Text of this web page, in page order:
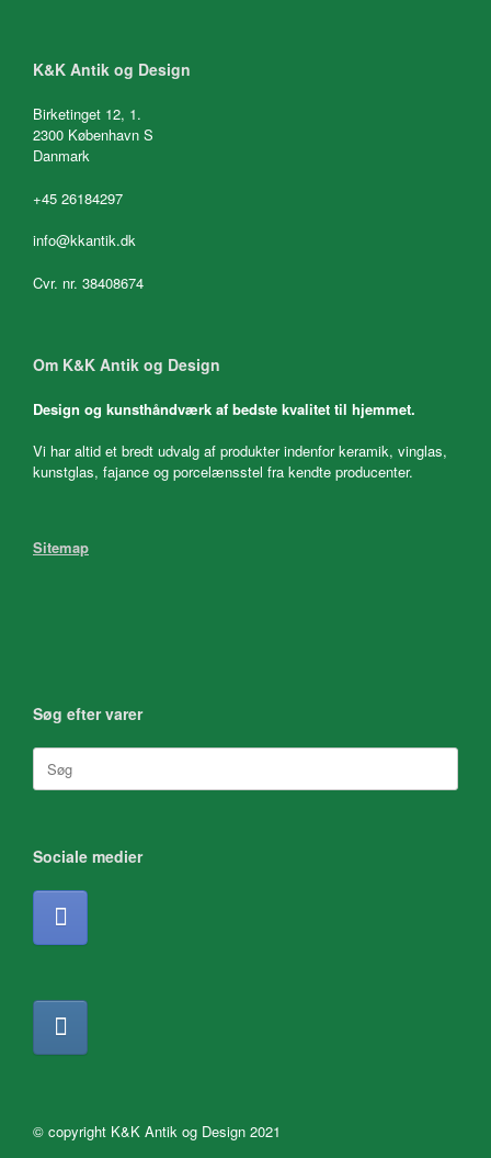
K&K Antik og Design
Birketinget 12, 1.
2300 København S
Danmark
+45 26184297
info@kkantik.dk
Cvr. nr. 38408674
Om K&K Antik og Design
Design og kunsthåndværk af bedste kvalitet til hjemmet.
Vi har altid et bredt udvalg af produkter indenfor keramik, vinglas,
kunstglas, fajance og porcelænsstel fra kendte producenter.
Sitemap
Søg efter varer
efter:
Sociale medier
© copyright K&K Antik og Design 2021